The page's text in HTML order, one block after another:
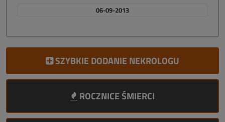
06-09-2013
SZYBKIE DODANIE NEKROLOGU
ROCZNICE ŚMIERCI